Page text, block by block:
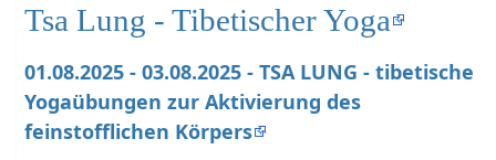
Tsa Lung - Tibetischer Yoga
01.08.2025 - 03.08.2025 - TSA LUNG - tibetische
Yogaübungen zur Aktivierung des
feinstofflichen Körpers